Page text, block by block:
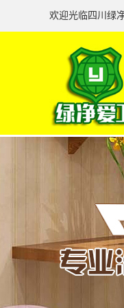
欢迎光临四川绿